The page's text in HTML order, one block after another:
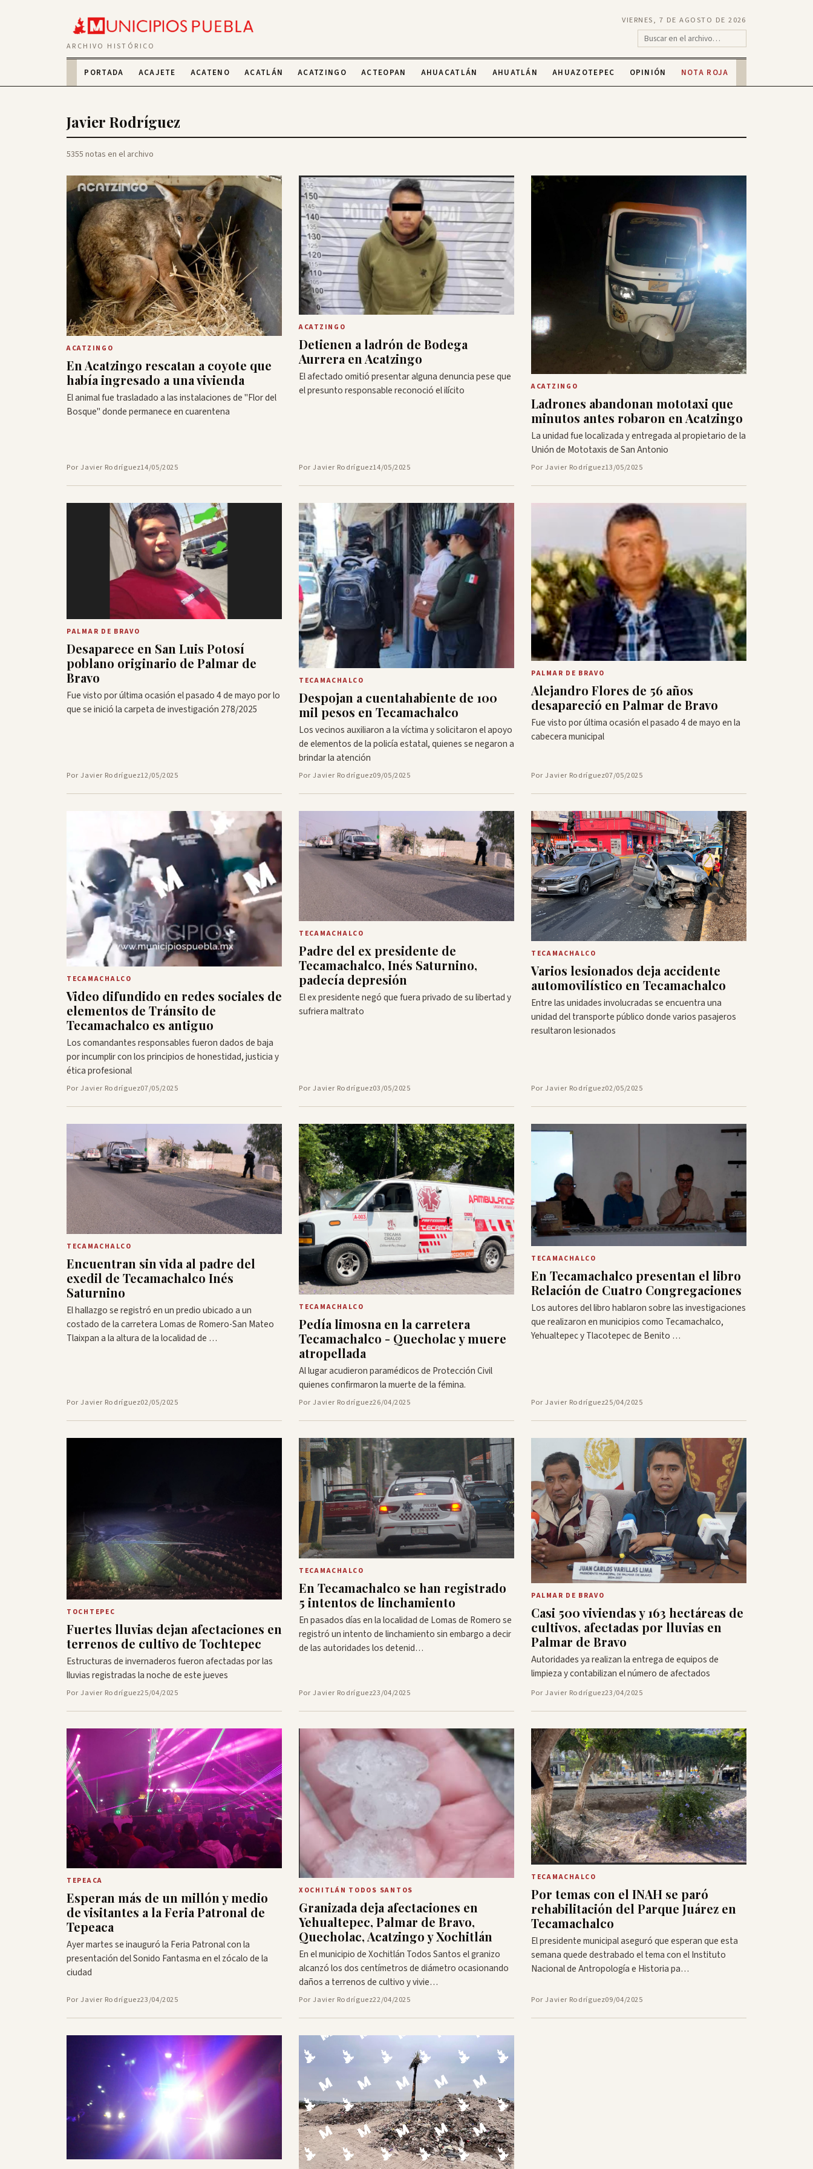
ARCHIVO HISTÓRICO
VIERNES, 7 DE AGOSTO DE 2026
PORTADA ACAJETE ACATENO ACATLÁN ACATZINGO ACTEOPAN AHUACATLÁN AHUATLÁN AHUAZOTEPEC OPINIÓN NOTA ROJA
Javier Rodríguez
5355 notas en el archivo
ACATZINGO
En Acatzingo rescatan a coyote que
había ingresado a una vivienda
El animal fue trasladado a las instalaciones de "Flor del
Bosque" donde permanece en cuarentena
Por Javier Rodríguez14/05/2025
ACATZINGO
Detienen a ladrón de Bodega
Aurrera en Acatzingo
El afectado omitió presentar alguna denuncia pese que
el presunto responsable reconoció el ilícito
Por Javier Rodríguez14/05/2025
ACATZINGO
Ladrones abandonan mototaxi que
minutos antes robaron en Acatzingo
La unidad fue localizada y entregada al propietario de la
Unión de Mototaxis de San Antonio
Por Javier Rodríguez13/05/2025
PALMAR DE BRAVO
Desaparece en San Luis Potosí
poblano originario de Palmar de
Bravo
Fue visto por última ocasión el pasado 4 de mayo por lo
que se inició la carpeta de investigación 278/2025
Por Javier Rodríguez12/05/2025
TECAMACHALCO
Despojan a cuentahabiente de 100
mil pesos en Tecamachalco
Los vecinos auxiliaron a la víctima y solicitaron el apoyo
de elementos de la policía estatal, quienes se negaron a
brindar la atención
Por Javier Rodríguez09/05/2025
PALMAR DE BRAVO
Alejandro Flores de 56 años
desapareció en Palmar de Bravo
Fue visto por última ocasión el pasado 4 de mayo en la
cabecera municipal
Por Javier Rodríguez07/05/2025
TECAMACHALCO
Video difundido en redes sociales de
elementos de Tránsito de
Tecamachalco es antiguo
Los comandantes responsables fueron dados de baja
por incumplir con los principios de honestidad, justicia y
ética profesional
Por Javier Rodríguez07/05/2025
TECAMACHALCO
Padre del ex presidente de
Tecamachalco, Inés Saturnino,
padecía depresión
El ex presidente negó que fuera privado de su libertad y
sufriera maltrato
Por Javier Rodríguez03/05/2025
TECAMACHALCO
Varios lesionados deja accidente
automovilístico en Tecamachalco
Entre las unidades involucradas se encuentra una
unidad del transporte público donde varios pasajeros
resultaron lesionados
Por Javier Rodríguez02/05/2025
TECAMACHALCO
Encuentran sin vida al padre del
exedil de Tecamachalco Inés
Saturnino
El hallazgo se registró en un predio ubicado a un
costado de la carretera Lomas de Romero-San Mateo
Tlaixpan a la altura de la localidad de …
Por Javier Rodríguez02/05/2025
TECAMACHALCO
Pedía limosna en la carretera
Tecamachalco - Quecholac y muere
atropellada
Al lugar acudieron paramédicos de Protección Civil
quienes confirmaron la muerte de la fémina.
Por Javier Rodríguez26/04/2025
TECAMACHALCO
En Tecamachalco presentan el libro
Relación de Cuatro Congregaciones
Los autores del libro hablaron sobre las investigaciones
que realizaron en municipios como Tecamachalco,
Yehualtepec y Tlacotepec de Benito …
Por Javier Rodríguez25/04/2025
TOCHTEPEC
Fuertes lluvias dejan afectaciones en
terrenos de cultivo de Tochtepec
Estructuras de invernaderos fueron afectadas por las
lluvias registradas la noche de este jueves
Por Javier Rodríguez25/04/2025
TECAMACHALCO
En Tecamachalco se han registrado
5 intentos de linchamiento
En pasados días en la localidad de Lomas de Romero se
registró un intento de linchamiento sin embargo a decir
de las autoridades los detenid…
Por Javier Rodríguez23/04/2025
PALMAR DE BRAVO
Casi 500 viviendas y 163 hectáreas de
cultivos, afectadas por lluvias en
Palmar de Bravo
Autoridades ya realizan la entrega de equipos de
limpieza y contabilizan el número de afectados
Por Javier Rodríguez23/04/2025
TEPEACA
Esperan más de un millón y medio
de visitantes a la Feria Patronal de
Tepeaca
Ayer martes se inauguró la Feria Patronal con la
presentación del Sonido Fantasma en el zócalo de la
ciudad
Por Javier Rodríguez23/04/2025
XOCHITLÁN TODOS SANTOS
Granizada deja afectaciones en
Yehualtepec, Palmar de Bravo,
Quecholac, Acatzingo y Xochitlán
En el municipio de Xochitlán Todos Santos el granizo
alcanzó los dos centímetros de diámetro ocasionando
daños a terrenos de cultivo y vivie…
Por Javier Rodríguez22/04/2025
TECAMACHALCO
Por temas con el INAH se paró
rehabilitación del Parque Juárez en
Tecamachalco
El presidente municipal aseguró que esperan que esta
semana quede destrabado el tema con el Instituto
Nacional de Antropología e Historia pa…
Por Javier Rodríguez09/04/2025